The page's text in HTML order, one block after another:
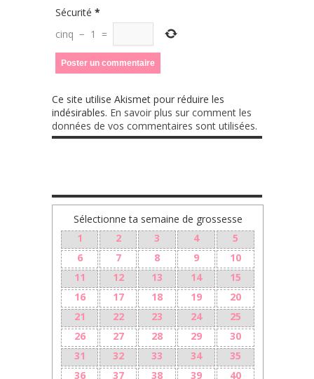
Sécurité *
cinq − 1 =
Ce site utilise Akismet pour réduire les
indésirables. En savoir plus sur comment les
données de vos commentaires sont utilisées.
Sélectionne ta semaine de grossesse
1
2 3 4
5
6
7 8 9
10
11
12 13 14
15
16
17 18 19
20
21
22 23 24
25
26
27 28 29
30
31
32 33 34
35
36
37 38 39 40